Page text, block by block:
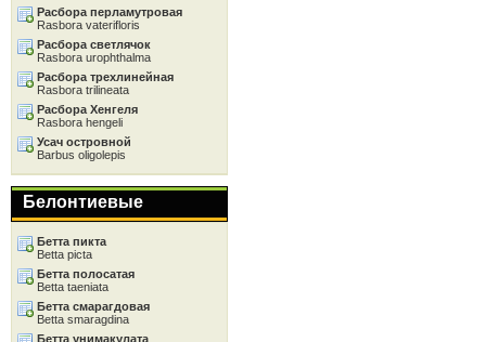
Расбора перламутровая
Rasbora vaterifloris
Расбора светлячок
Rasbora urophthalma
Расбора трехлинейная
Rasbora trilineata
Расбора Хенгеля
Rasbora hengeli
Усач островной
Barbus oligolepis
Белонтиевые
Бетта пикта
Betta picta
Бетта полосатая
Betta taeniata
Бетта смарагдовая
Betta smaragdina
Бетта унимакулата